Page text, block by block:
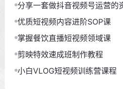
分享一套做抖音视频号运营的
优质短视频内容进阶SOP课
掌握餐饮直播短视频领域课
剪映特效速成班制作教程
小白VLOG短视频训练营课程